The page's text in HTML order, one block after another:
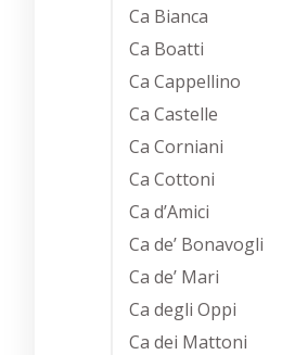
Ca Bianca
Ca Boatti
Ca Cappellino
Ca Castelle
Ca Corniani
Ca Cottoni
Ca d’Amici
Ca de’ Bonavogli
Ca de’ Mari
Ca degli Oppi
Ca dei Mattoni